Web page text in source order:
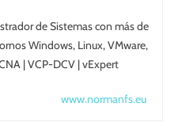
de Sistemas con más de
Windows, Linux, VMware,
| VCP-DCV | vExpert
www.normanfs.eu